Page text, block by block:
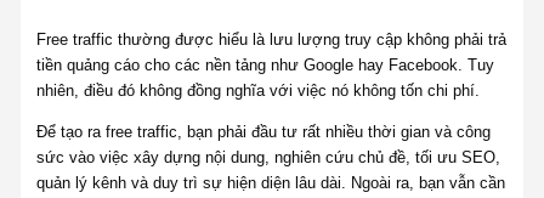
Free traffic thường được hiểu là lưu lượng truy cập không phải trả
tiền quảng cáo cho các nền tảng như Google hay Facebook. Tuy
nhiên, điều đó không đồng nghĩa với việc nó không tốn chi phí.
Để tạo ra free traffic, bạn phải đầu tư rất nhiều thời gian và công
sức vào việc xây dựng nội dung, nghiên cứu chủ đề, tối ưu SEO,
quản lý kênh và duy trì sự hiện diện lâu dài. Ngoài ra, bạn vẫn cần